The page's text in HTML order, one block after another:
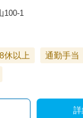
100-1
休以上 通勤手当